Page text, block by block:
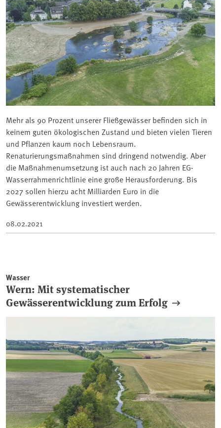
Mehr als 90 Prozent unserer Fließgewässer befinden sich in
keinem guten ökologischen Zustand und bieten vielen Tieren
und Pflanzen kaum noch Lebensraum.
Renaturierungsmaßnahmen sind dringend notwendig. Aber
die Maßnahmenumsetzung ist auch nach 20 Jahren EG-
Wasserrahmenrichtlinie eine große Herausforderung. Bis
2027 sollen hierzu acht Milliarden Euro in die
Gewässerentwicklung investiert werden.
08.02.2021
Wasser
Wern: Mit systematischer
Gewässerentwicklung zum Erfolg